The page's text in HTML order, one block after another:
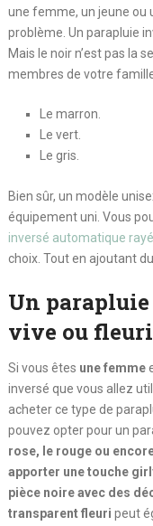
une femme, un jeune ou
problème. Un parapluie
Mais le noir n’est pas la
membres de votre
Le marron.
Le vert.
Le gris.
Bien sûr, un modèle
équipement uni. Vous
inversé automatique rayé
choix. Tout en ajoutant
Un
vive ou
Si vous êtes une femme
inversé que vous allez
acheter ce type de
pouvez opter pour un
rose, le rouge ou
apporter une touche
pièce noire avec des
transparent fleuri peut